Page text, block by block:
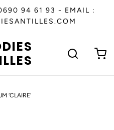
94 61 93 - EMAIL :
‘CLAIRE'